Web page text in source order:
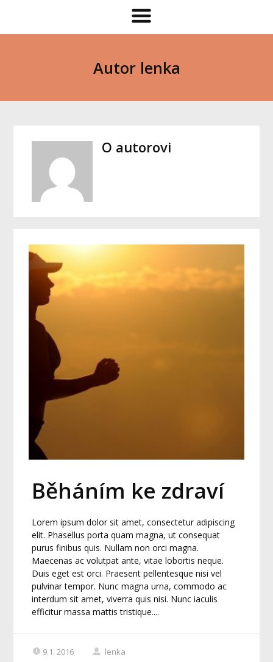
Autor lenka
O autorovi
Běháním ke zdraví
Lorem ipsum dolor sit amet, consectetur adipiscing
elit. Phasellus porta quam magna, ut consequat
purus finibus quis. Nullam non orci magna.
Maecenas ac volutpat ante, vitae lobortis neque.
Duis eget est orci. Praesent pellentesque nisi vel
pulvinar tempor. Nunc magna urna, commodo ac
interdum sit amet, viverra quis nisi. Nunc iaculis
efficitur massa mattis tristique....
9.1. 2016 lenka